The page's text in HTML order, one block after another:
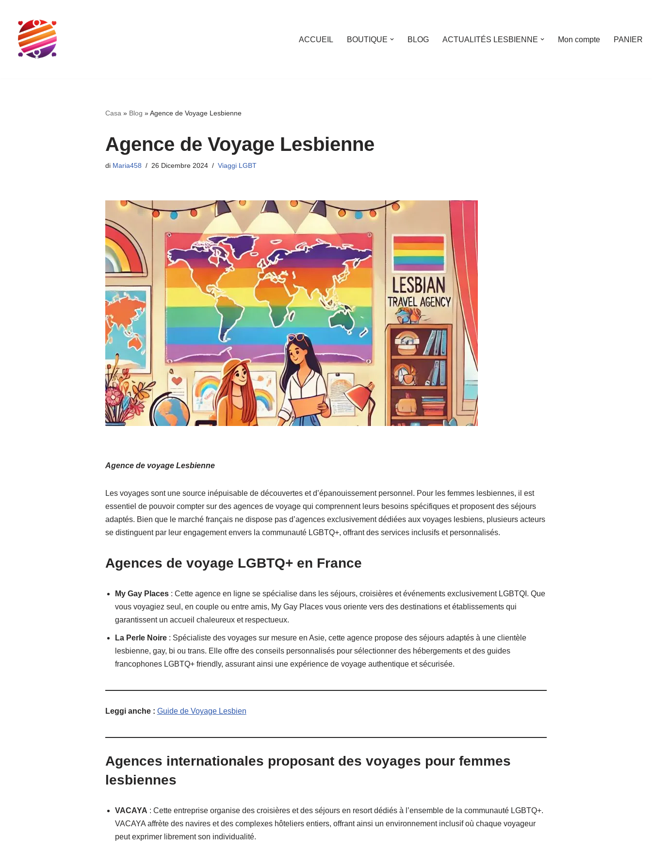
contenuto
ACCUEIL BOUTIQUE BLOG ACTUALITÉS LESBIENNE Mon compte PANIER
Casa» Blog »Agence de Voyage Lesbienne
Agence de Voyage Lesbienne
di Maria458 26 Dicembre 2024 Viaggi LGBT
Agence de voyage Lesbienne
Les voyages sont une source inépuisable de découvertes et d’épanouissement personnel. Pour les femmes lesbiennes, il est
essentiel de pouvoir compter sur des agences de voyage qui comprennent leurs besoins spécifiques et proposent des séjours
adaptés. Bien que le marché français ne dispose pas d’agences exclusivement dédiées aux voyages lesbiens, plusieurs acteurs
se distinguent par leur engagement envers la communauté LGBTQ+, offrant des services inclusifs et personnalisés.
Agences de voyage LGBTQ+ en France
My Gay Places: Cette agence en ligne se spécialise dans les séjours, croisières et événements exclusivement LGBTQI. Que
vous voyagiez seul, en couple ou entre amis, My Gay Places vous oriente vers des destinations et établissements qui
garantissent un accueil chaleureux et respectueux.
La Perle Noire: Spécialiste des voyages sur mesure en Asie, cette agence propose des séjours adaptés à une clientèle
lesbienne, gay, bi ou trans. Elle offre des conseils personnalisés pour sélectionner des hébergements et des guides
francophones LGBTQ+ friendly, assurant ainsi une expérience de voyage authentique et sécurisée.
Leggi anche : Guide de Voyage Lesbien
Agences internationales proposant des voyages pour femmes
lesbiennes
VACAYA : Cette entreprise organise des croisières et des séjours en resort dédiés à l’ensemble de la communauté LGBTQ+.
VACAYA affrète des navires et des complexes hôteliers entiers, offrant ainsi un environnement inclusif où chaque voyageur
peut exprimer librement son individualité.